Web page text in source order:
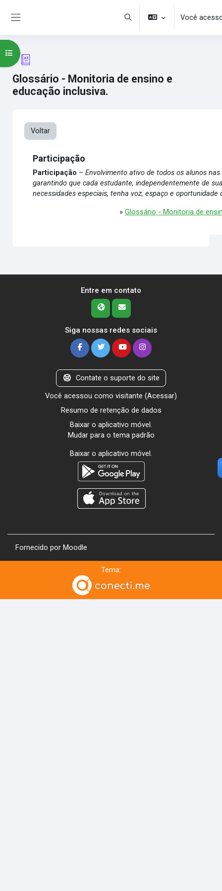
Alternar entrada de pesquisa
Você
Glossário - Monitoria de ensino e
educação inclusiva.
Abrir índice do curso
Voltar
Participação
Participação – Envolvimento ativo de todos os alunos
garantindo que cada estudante, independentemente de
necessidades especiais, tenha voz, espaço e
» Glossário - Monitoria de
Entre em contato
Siga nossas redes sociais
Contate o suporte do site
Você acessou como visitante (Acessar)
Resumo de retenção de dados
Baixar o aplicativo móvel.
Mudar para o tema padrão
Baixar o aplicativo móvel.
Fornecido por Moodle
Tema: